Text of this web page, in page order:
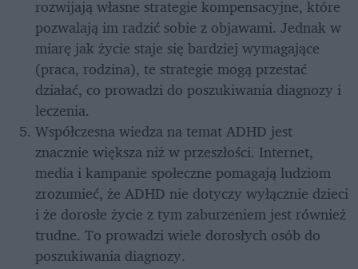
rozwijają własne strategie kompensacyjne, które
pozwalają im radzić sobie z objawami. Jednak w
miarę jak życie staje się bardziej wymagające
(praca, rodzina), te strategie mogą przestać
działać, co prowadzi do poszukiwania diagnozy i
leczenia.
Współczesna wiedza na temat ADHD jest
znacznie większa niż w przeszłości. Internet,
media i kampanie społeczne pomagają ludziom
zrozumieć, że ADHD nie dotyczy wyłącznie dzieci
i że dorosłe życie z tym zaburzeniem jest również
trudne. To prowadzi wiele dorosłych osób do
poszukiwania diagnozy.